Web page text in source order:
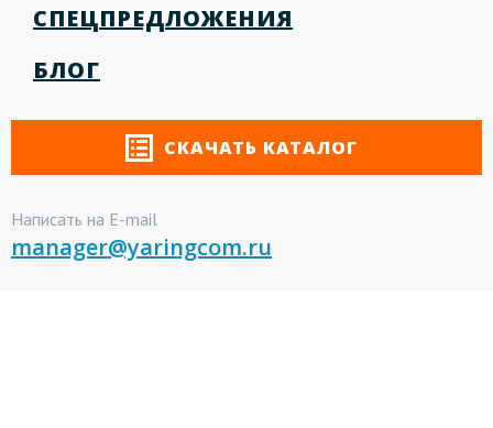
СПЕЦПРЕДЛОЖЕНИЯ
БЛОГ
СКАЧАТЬ КАТАЛОГ
Написать на E-mail
manager@yaringcom.ru